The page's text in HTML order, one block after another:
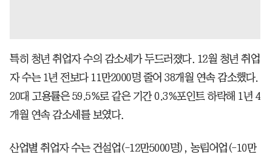
특히 청년 취업자 수의 감소세가 두드러졌다. 12월 청년 취업
자 수는 1년 전보다 11만2000명 줄어 38개월 연속 감소했다.
20대 고용률은 59.5%로 같은 기간 0.3%포인트 하락해 1년 4
개월 연속 감소세를 보였다.
산업별 취업자 수는 건설업(-12만5000명), 농림어업(-10만